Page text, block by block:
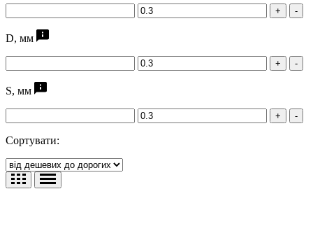
+ -
D, мм
+ -
S, мм
+ -
Сортувати: